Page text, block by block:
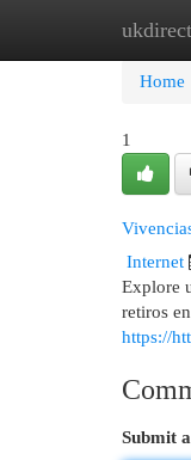
Home
1
Internet
Explore
retiros
https://
Submit